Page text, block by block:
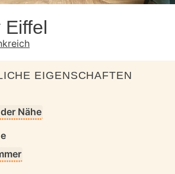
Eiffel
EIGENSCHAFTEN
Nähe